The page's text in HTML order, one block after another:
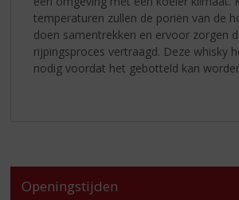
temperaturen zullen de poriën van de
doen samentrekken en ervoor zorgen
rijpingsproces vertraagd. Deze whisky
nodig voordat het gebotteld kan
Openingstijden